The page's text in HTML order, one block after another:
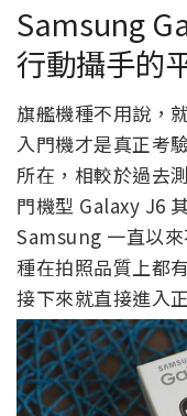
Samsung
行動攝手的
旗艦機種不用說，
入門機才是真正考
所在，相較於過去
門機型 Galaxy J6
Samsung 一直以
種在拍照品質上都
接下來就直接進入